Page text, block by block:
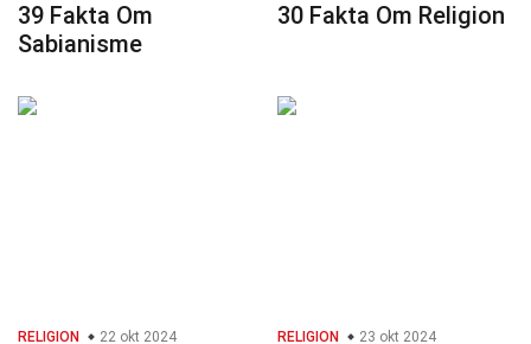
39 Fakta Om
Sabianisme
30 Fakta Om Religion
RELIGION 22 okt 2024 RELIGION 23 okt 2024